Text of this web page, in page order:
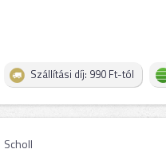
Szállítási díj: 990 Ft-tól
Scholl